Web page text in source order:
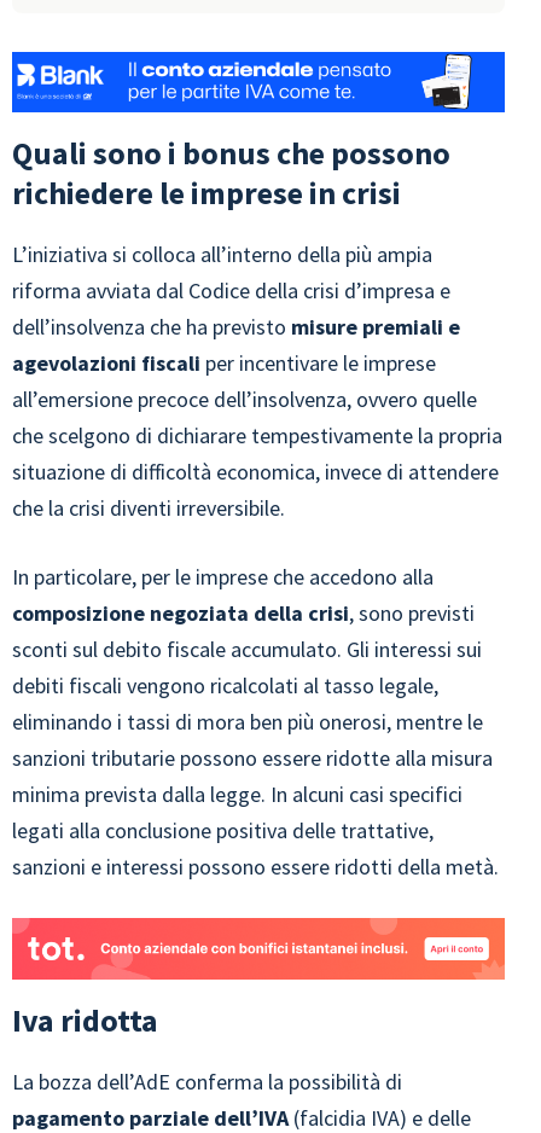
Quali sono i bonus che possono
richiedere le imprese in crisi
L’iniziativa si colloca all’interno della più ampia
riforma avviata dal Codice della crisi d’impresa e
dell’insolvenza che ha previsto misure premiali e
agevolazioni fiscali per incentivare le imprese
all’emersione precoce dell’insolvenza, ovvero quelle
che scelgono di dichiarare tempestivamente la propria
situazione di difficoltà economica, invece di attendere
che la crisi diventi irreversibile.
In particolare, per le imprese che accedono alla
composizione negoziata della crisi, sono previsti
sconti sul debito fiscale accumulato. Gli interessi sui
debiti fiscali vengono ricalcolati al tasso legale,
eliminando i tassi di mora ben più onerosi, mentre le
sanzioni tributarie possono essere ridotte alla misura
minima prevista dalla legge. In alcuni casi specifici
legati alla conclusione positiva delle trattative,
sanzioni e interessi possono essere ridotti della metà.
Iva ridotta
La bozza dell’AdE conferma la possibilità di
pagamento parziale dell’IVA(falcidia IVA) e delle